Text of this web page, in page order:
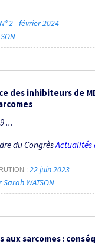
2 - février 2024
des inhibiteurs de
...
du CongrèsActualités
22 juin 2023
Sarah WATSON
aux sarcomes :